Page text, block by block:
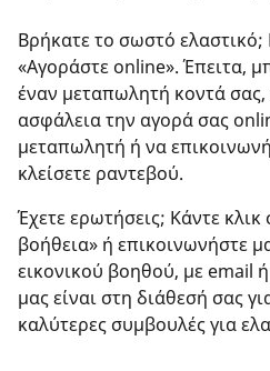
Βρήκατε το σωστό ελαστικό;
«Αγοράστε online». Έπειτα,
έναν μεταπωλητή κοντά
ασφάλεια την αγορά σας
μεταπωλητή ή να
κλείσετε ραντεβού.
Έχετε ερωτήσεις; Κάντε κλικ
βοήθεια» ή επικοινωνήστε
εικονικού βοηθού, με email
μας είναι στη διάθεσή σας
καλύτερες συμβουλές για